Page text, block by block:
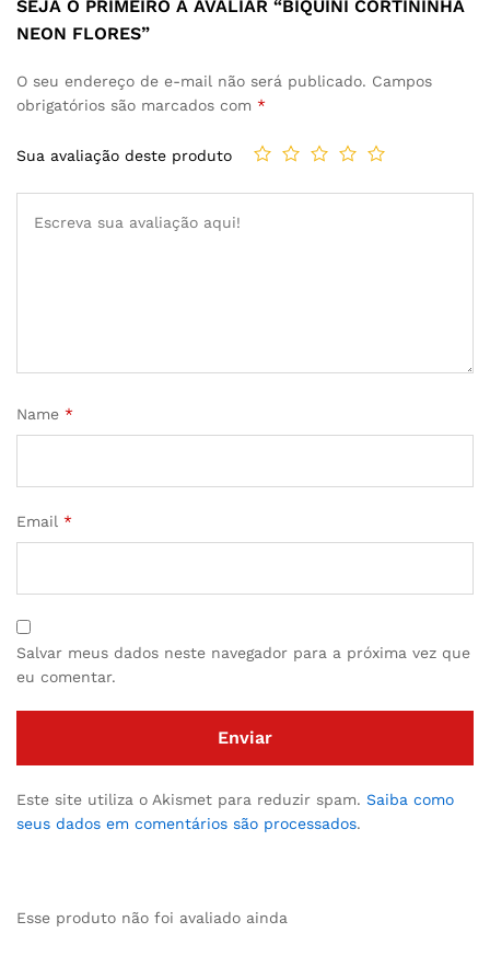
SEJA O PRIMEIRO A AVALIAR “BIQUINI CORTININHA
NEON FLORES”
O seu endereço de e-mail não será publicado. Campos
obrigatórios são marcados com *
Sua avaliação deste produto
Name *
Email *
Salvar meus dados neste navegador para a próxima vez que
eu comentar.
Este site utiliza o Akismet para reduzir spam. Saiba como
seus dados em comentários são processados.
Esse produto não foi avaliado ainda